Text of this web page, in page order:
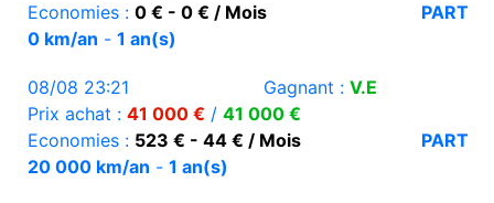
Economies : 0 € - 0 € / Mois
PART
0 km/an - 1 an(s)
08/08 23:21 Gagnant : V.E
Prix achat : 41 000 € / 41 000 €
Economies : 523 € - 44 € / Mois
PART
20 000 km/an - 1 an(s)